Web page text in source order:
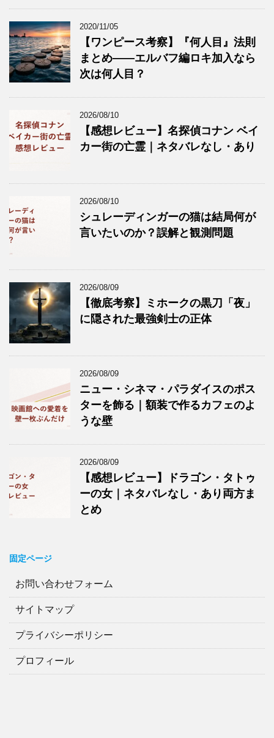
2020/11/05
【ワンピース考察】『何人目』法則
まとめ——エルバフ編ロキ加入なら
次は何人目？
2026/08/10
【感想レビュー】名探偵コナン ベイ
カー街の亡霊｜ネタバレなし・あり
2026/08/10
シュレーディンガーの猫は結局何が
言いたいのか？誤解と観測問題
2026/08/09
【徹底考察】ミホークの黒刀「夜」
に隠された最強剣士の正体
2026/08/09
ニュー・シネマ・パラダイスのポス
ターを飾る｜額装で作るカフェのよ
うな壁
2026/08/09
【感想レビュー】ドラゴン・タトゥ
ーの女｜ネタバレなし・あり両方ま
とめ
固定ページ
お問い合わせフォーム
サイトマップ
プライバシーポリシー
プロフィール